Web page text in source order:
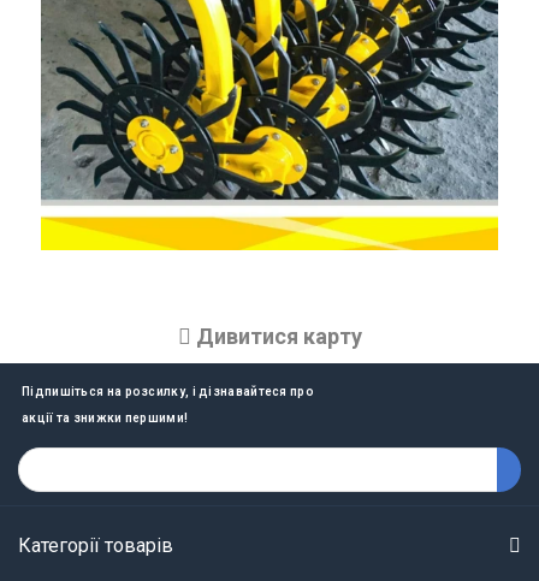
Дивитися карту
Підпишіться на розсилку, і дізнавайтеся про
акції та знижки першими!
Категорії товарів